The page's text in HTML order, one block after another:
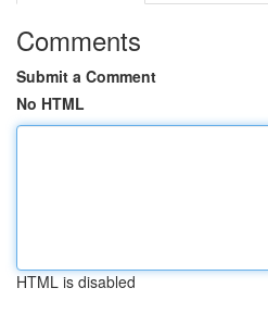
Comments
Submit a Comment
No HTML
HTML is disabled